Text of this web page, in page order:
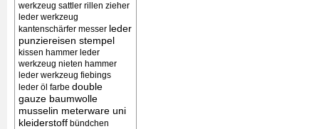
werkzeug sattler rillen zieher
leder werkzeug
kantenschärfer messer leder
punziereisen stempel
kissen hammer leder
werkzeug nieten hammer
leder werkzeug fiebings
leder öl farbe double
gauze baumwolle
musselin meterware uni
kleiderstoff bündchen